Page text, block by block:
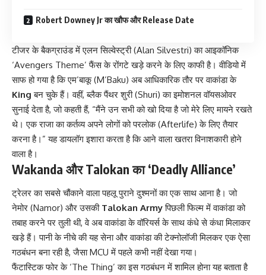
Robert Downey Jr का खौफ और Release Date
टीजर के बैकग्राउंड में एलन सिल्वेस्ट्री (Alan Silvestri) का आइकॉनिक
‘Avengers Theme’ फैंस के रोंगटे खड़े करने के लिए काफी है। वीडियो में
साफ हो गया है कि एम’बाकू (M’Baku) अब आधिकारिक तौर पर वाकांडा के
King बन चुके हैं। वहीं, ब्लैक पैंथर शुरी (Shuri) का इमोशनल वॉयसओवर
सुनाई देता है, जो कहती हैं, “मैंने उन सभी को खो दिया है जो मेरे लिए मायने रखते
थे। एक राजा का कर्तव्य अपने लोगों को परलोक (Afterlife) के लिए तैयार
करना है।” यह डायलॉग इशारा करता है कि आने वाला खतरा विनाशकारी होने
वाला है।
Wakanda और Talokan का ‘Deadly Alliance’
ट्रेलर का सबसे चौंकाने वाला पहलू पुराने दुश्मनों का एक साथ आना है। जो
नेमोर (Namor) और उसकी Talokan Armyपिछली फिल्म में वाकांडा को
तबाह करने पर तुली थी, वे अब वाकांडा के वॉरियर्स के साथ कंधे से कंधा मिलाकर
खड़े हैं। पानी के नीचे की यह सेना और वाकांडा की टेक्नोलॉजी मिलकर एक ऐसा
गठबंधन बना रही है, जैसा MCU में पहले कभी नहीं देखा गया।
फैंटास्टिक फोर के ‘The Thing’ का इस गठबंधन में शामिल होना यह बताता है